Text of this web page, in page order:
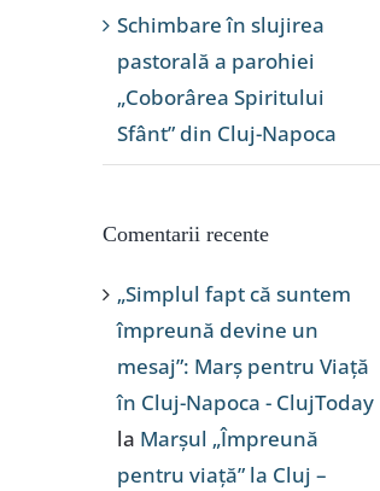
Schimbare în slujirea
pastorală a parohiei
„Coborârea Spiritului
Sfânt” din Cluj-Napoca
Comentarii recente
„Simplul fapt că suntem
împreună devine un
mesaj”: Marș pentru Viață
în Cluj-Napoca - ClujToday
la Marșul „Împreună
pentru viață” la Cluj –